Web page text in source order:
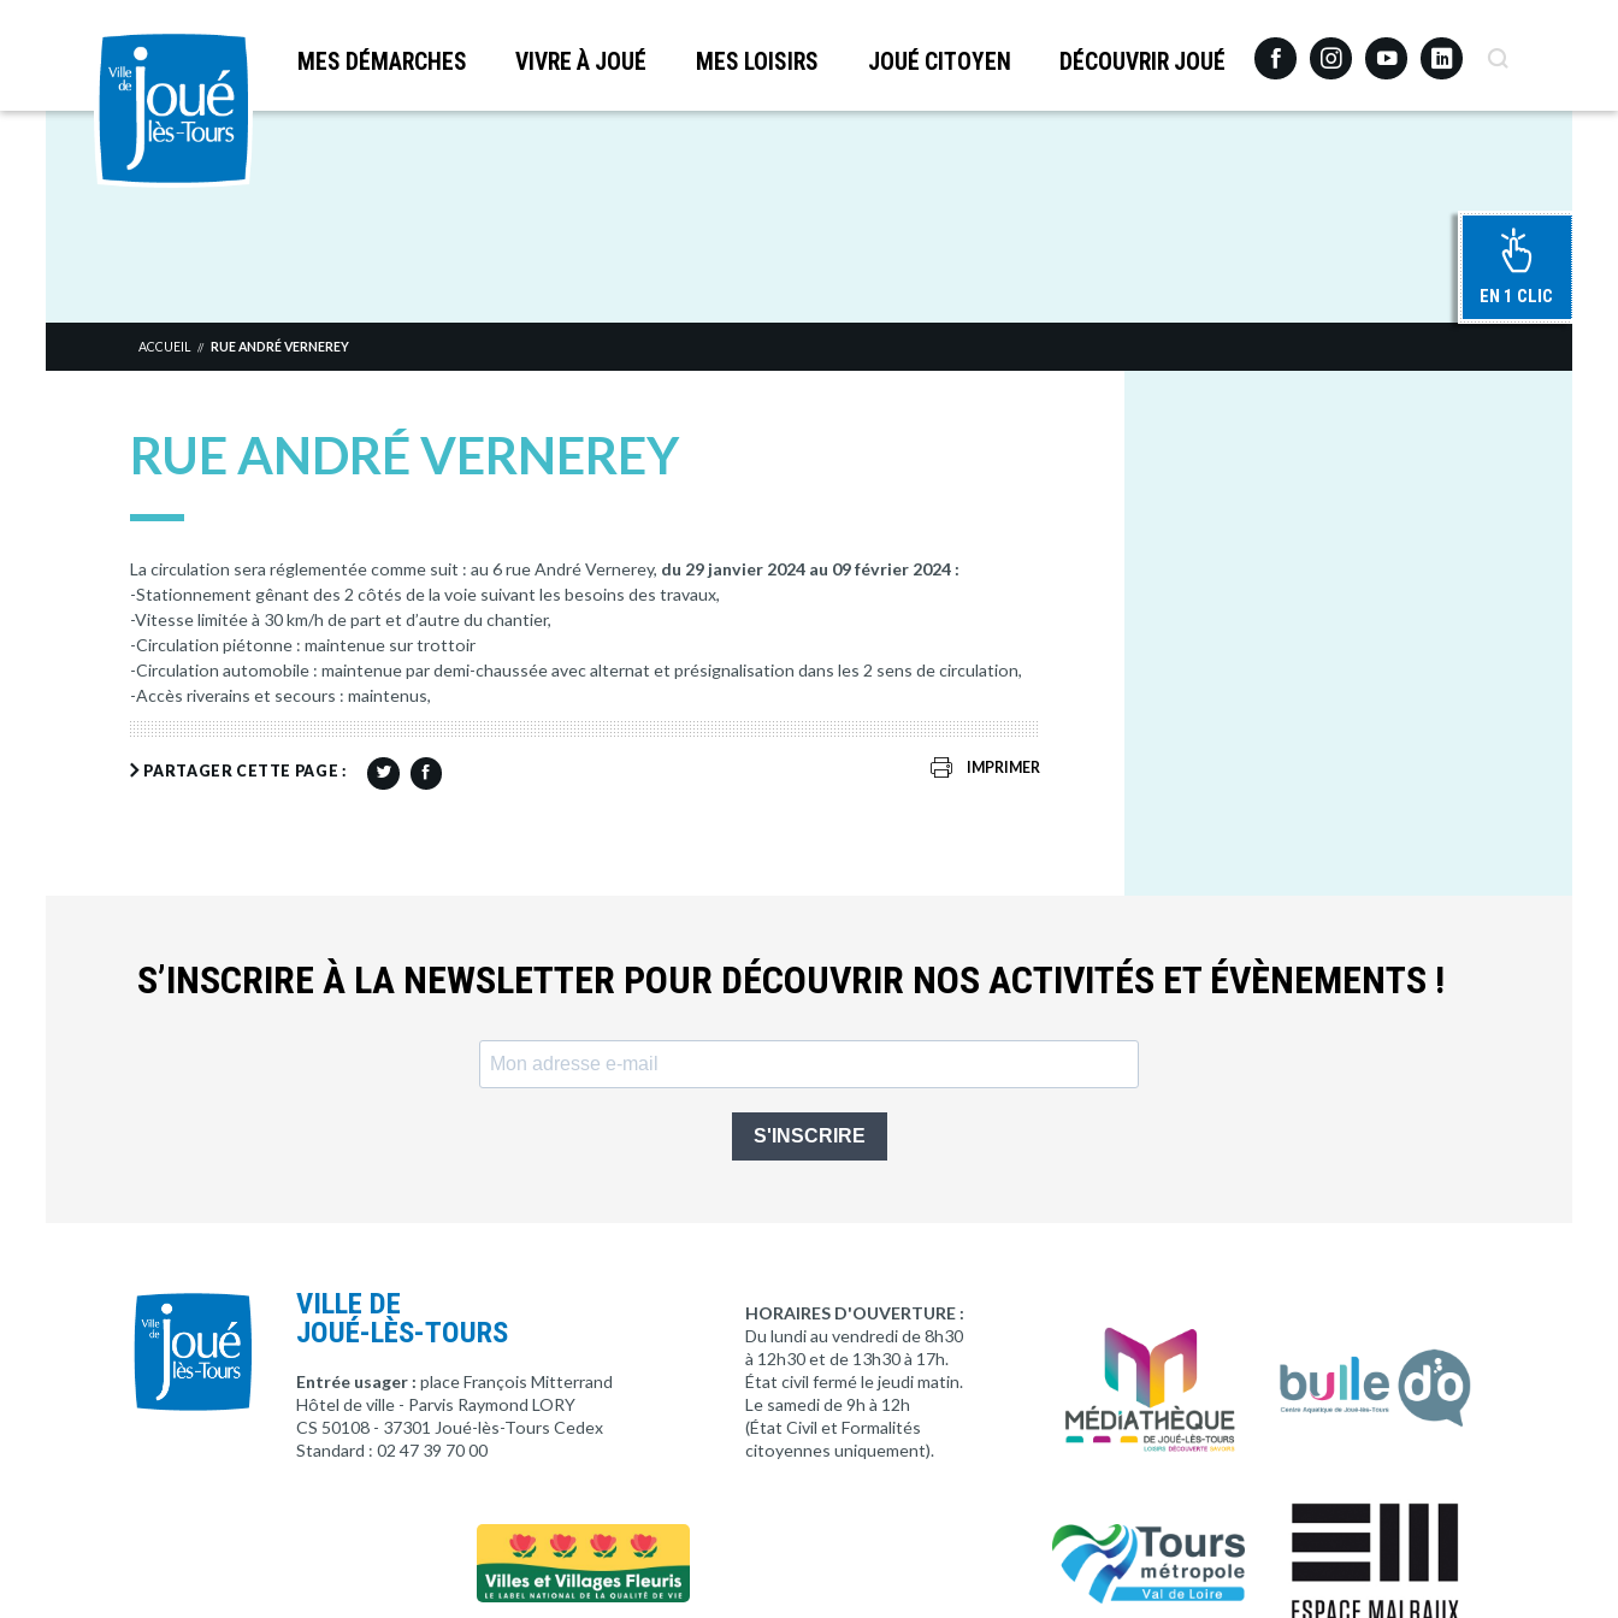
Aller
MES DÉMARCHES VIVRE À JOUÉ MES LOISIRS JOUÉ CITOYEN DÉCOUVRIR JOUÉ FacebookInstagramYoutubeLinkedinRecherche
EN 1 CLIC
ACCUEIL // RUE ANDRÉ VERNEREY
RUE ANDRÉ VERNEREY
La circulation sera réglementée comme suit : au 6 rue André Vernerey, du 29 janvier 2024 au 09 février 2024 :
-Stationnement gênant des 2 côtés de la voie suivant les besoins des travaux,
-Vitesse limitée à 30 km/h de part et d’autre du chantier,
-Circulation piétonne : maintenue sur trottoir
-Circulation automobile : maintenue par demi-chaussée avec alternat et présignalisation dans les 2 sens de circulation,
-Accès riverains et secours : maintenus,
PARTAGER CETTE PAGE : IMPRIMER
S’INSCRIRE À LA NEWSLETTER POUR DÉCOUVRIR NOS ACTIVITÉS ET ÉVÈNEMENTS !
S'INSCRIRE
VILLE DE
JOUÉ-LÈS-TOURS
Entrée usager : place François Mitterrand
Hôtel de ville - Parvis Raymond LORY
CS 50108 - 37301 Joué-lès-Tours Cedex
Standard : 02 47 39 70 00
HORAIRES D'OUVERTURE :
Du lundi au vendredi de 8h30
à 12h30 et de 13h30 à 17h.
État civil fermé le jeudi matin.
Le samedi de 9h à 12h
(État Civil et Formalités
citoyennes uniquement).